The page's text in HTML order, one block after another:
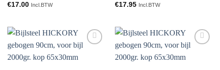
€17.00 Incl.BTW
€17.95 Incl.BTW
Toevoegen
Toevoegen